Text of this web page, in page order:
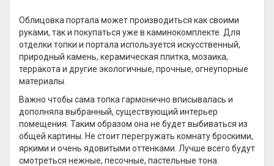
Облицовка портала может производиться как своими
руками, так и покупаться уже в каминокомплекте. Для
отделки топки и портала используется искусственный,
природный камень, керамическая плитка, мозаика,
терракота и другие экологичные, прочные, огнеупорные
материалы.
Важно чтобы сама топка гармонично вписывалась и
дополняла выбранный, существующий интерьер
помещения. Таким образом она не будет выбиваться из
общей картины. Не стоит перегружать комнату броскими,
яркими и очень ядовитыми оттенками. Лучше всего будут
смотреться нежные, песочные, пастельные тона.